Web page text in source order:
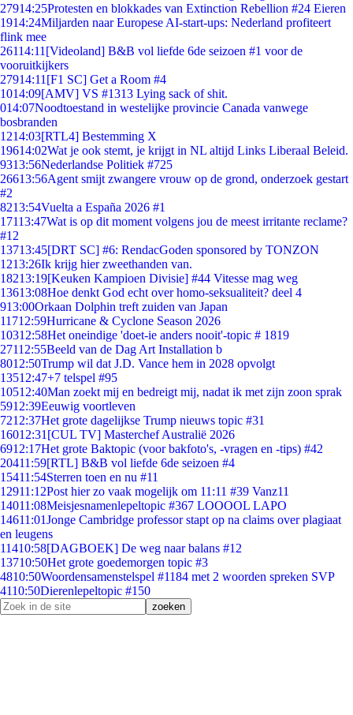
27914:25Protesten en blokkades van Extinction Rebellion #24 Eieren
1914:24Miljarden naar Europese AI-start-ups: Nederland profiteert
flink mee
26114:11 [Videoland] B&B vol liefde 6de seizoen #1 voor de
vooruitkijkers
27914:11 [F1 SC] Get a Room #4
1014:09[AMV] VS #1313 Lying sack of shit.
014:07Noodtoestand in westelijke provincie Canada vanwege
bosbranden
1214:03[RTL4] Bestemming X
19614:02Wat je ook stemt, je krijgt in NL altijd Links Liberaal Beleid.
9313:56Nederlandse Politiek #725
26613:56Agent smijt zwangere vrouw op de grond, onderzoek gestart
#2
8213:54Vuelta a España 2026 #1
17113:47Wat is op dit moment volgens jou de meest irritante reclame?
#12
13713:45[DRT SC] #6: RendacGoden sponsored by TONZON
1213:26Ik krijg hier zweethanden van.
18213:19[Keuken Kampioen Divisie] #44 Vitesse mag weg
13613:08Hoe denkt God echt over homo-seksualiteit? deel 4
913:00Orkaan Dolphin treft zuiden van Japan
11712:59Hurricane & Cyclone Season 2026
10312:58Het oneindige 'doet-ie anders nooit'-topic # 1819
27112:55Beeld van de Dag Art Installation b
8012:50Trump wil dat J.D. Vance hem in 2028 opvolgt
13512:47+7 telspel #95
10512:40Man zoekt mij en bedreigt mij, nadat ik met zijn zoon sprak
5912:39Eeuwig voortleven
7212:37Het grote dagelijkse Trump nieuws topic #31
16012:31 [CUL TV] Masterchef Australië 2026
6912:17Het grote Baktopic (voor bakfoto's, -vragen en -tips) #42
20411:59[RTL] B&B vol liefde 6de seizoen #4
15411:54Sterren toen en nu #11
12911:12Post hier zo vaak mogelijk om 11:11 #39 Vanz11
14011:08Meisjesnamenlepeltopic #367 LOOOOL LAPO
14611:01Jonge Cambridge professor stapt op na claims over plagiaat
en leugens
11410:58[DAGBOEK] De weg naar balans #12
13710:50Het grote goedemorgen topic #3
4810:50Woordensamenstelspel #1184 met 2 woorden spreken SVP
4110:50Dierenlepeltopic #150